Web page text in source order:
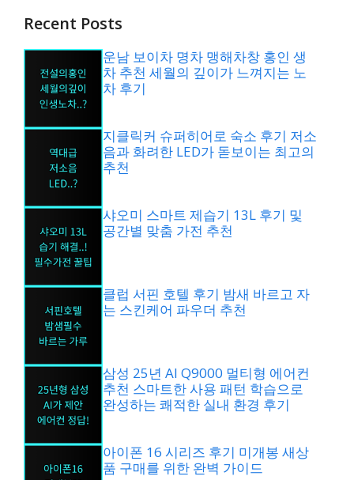
Recent Posts
운남 보이차 명차 맹해차창 홍인 생
차 추천 세월의 깊이가 느껴지는 노
차 후기
지클릭커 슈퍼히어로 숙소 후기 저소
음과 화려한 LED가 돋보이는 최고의
추천
샤오미 스마트 제습기 13L 후기 및
공간별 맞춤 가전 추천
클럽 서핀 호텔 후기 밤새 바르고 자
는 스킨케어 파우더 추천
삼성 25년 AI Q9000 멀티형 에어컨
추천 스마트한 사용 패턴 학습으로
완성하는 쾌적한 실내 환경 후기
아이폰 16 시리즈 후기 미개봉 새상
품 구매를 위한 완벽 가이드